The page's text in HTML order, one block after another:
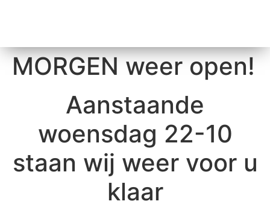
MORGEN weer open!
Aanstaande
woensdag 22-10
staan wij weer voor u
klaar